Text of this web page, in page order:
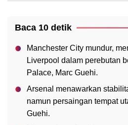
Baca 10 detik
Manchester City mundur,
Liverpool dalam perebutan
Palace, Marc Guehi.
Arsenal menawarkan
namun persaingan tempat
Guehi.